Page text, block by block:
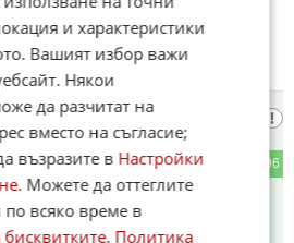
,#231
196
ви на глупостите.
и характеристики
Вашият избор важи
Някои
да разчитат на
вместо на съгласие;
възразите в Настройки
. Можете да оттеглите
по всяко време в
. Политика